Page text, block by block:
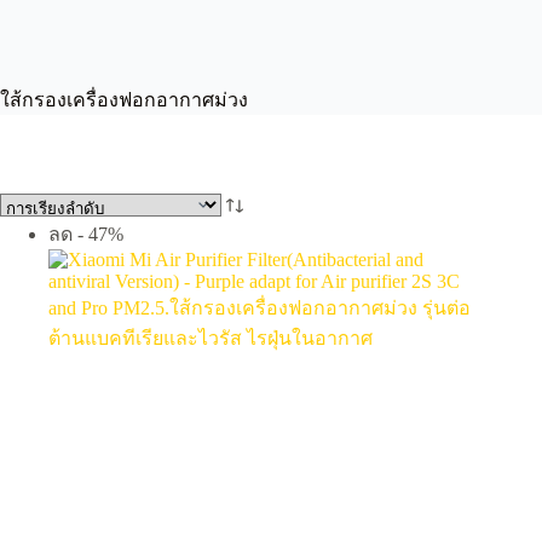
ใส้กรองเครื่องฟอกอากาศม่วง
ลด - 47%